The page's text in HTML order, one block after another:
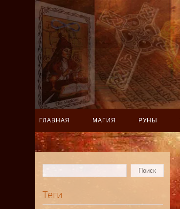
ГЛАВНАЯ МАГИЯ РУНЫ
Теги